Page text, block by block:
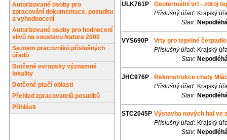
Autorizované osoby pro
zpracování dokumentace, posudku
a vyhodnocení
Autorizované osoby pro hodnocení
vlivů na soustavu Natura 2000
Seznam pracovníků příslušných
úřadů
Dotčené evropsky významné
lokality
Dotčené ptačí oblasti
Přehled zpracovatelů posudků
Přihlásit
ULK761P
Geotermální vrt - zdroj
Příslušný úřad: Krajský
Stav:
VYS690P
Vrty pro tepelné
Příslušný úřad: Krajský
Stav:
JHC976P
Rekonstrukce chaty
Příslušný úřad: Krajský
Stav:
STC2045P Výstavba nových hal ve
Příslušný úřad: Krajský
Stav: